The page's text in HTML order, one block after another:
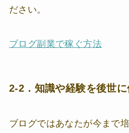
ださい。
ブログ副業で稼ぐ方法
2-2．知識や経験を後世
ブログではあなたが今まで